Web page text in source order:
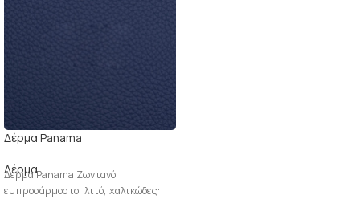
Δέρμα Panama
Δέρμα
Δέρμα Panama Ζωντανό,
ευπροσάρμοστο, λιτό, χαλικώδες: